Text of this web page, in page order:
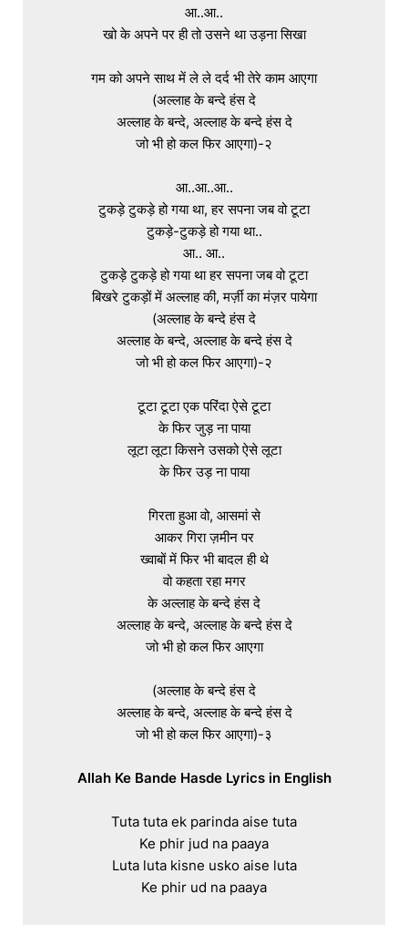
आ..आ..
खो के अपने पर ही तो उसने था उड़ना सिखा
गम को अपने साथ में ले ले दर्द भी तेरे काम आएगा
(अल्लाह के बन्दे हंस दे
अल्लाह के बन्दे, अल्लाह के बन्दे हंस दे
जो भी हो कल फिर आएगा)-२
आ..आ..आ..
टुकड़े टुकड़े हो गया था, हर सपना जब वो टूटा
टुकड़े-टुकड़े हो गया था..
आ.. आ..
टुकड़े टुकड़े हो गया था हर सपना जब वो टूटा
बिखरे टुकड़ों में अल्लाह की, मर्ज़ी का मंज़र पायेगा
(अल्लाह के बन्दे हंस दे
अल्लाह के बन्दे, अल्लाह के बन्दे हंस दे
जो भी हो कल फिर आएगा)-२
टूटा टूटा एक परिंदा ऐसे टूटा
के फिर जुड़ ना पाया
लूटा लूटा किसने उसको ऐसे लूटा
के फिर उड़ ना पाया
गिरता हुआ वो, आसमां से
आकर गिरा ज़मीन पर
ख्वाबों में फिर भी बादल ही थे
वो कहता रहा मगर
के अल्लाह के बन्दे हंस दे
अल्लाह के बन्दे, अल्लाह के बन्दे हंस दे
जो भी हो कल फिर आएगा
(अल्लाह के बन्दे हंस दे
अल्लाह के बन्दे, अल्लाह के बन्दे हंस दे
जो भी हो कल फिर आएगा)-३
Allah Ke Bande Hasde Lyrics in English
Tuta tuta ek parinda aise tuta
Ke phir jud na paaya
Luta luta kisne usko aise luta
Ke phir ud na paaya